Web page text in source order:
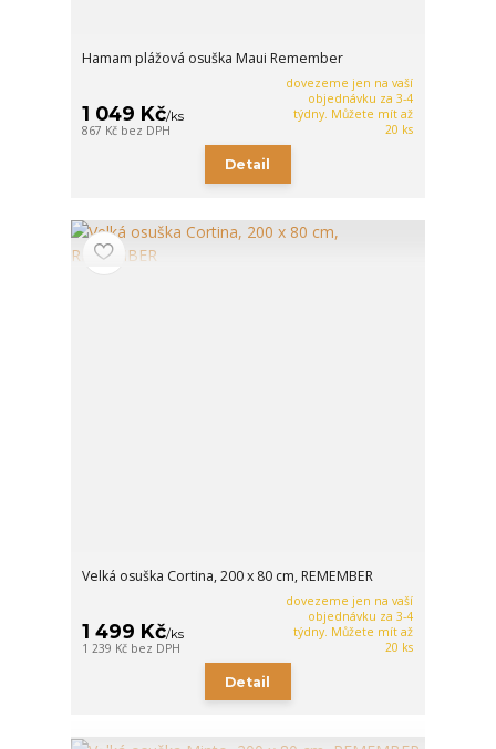
Hamam plážová osuška Maui Remember
1 049 Kč/ks
867 Kč bez DPH
dovezeme jen na vaší
objednávku za 3-4
týdny. Můžete mít až
20 ks
Detail
Velká osuška Cortina, 200 x 80 cm, REMEMBER
1 499 Kč/ks
1 239 Kč bez DPH
dovezeme jen na vaší
objednávku za 3-4
týdny. Můžete mít až
20 ks
Detail